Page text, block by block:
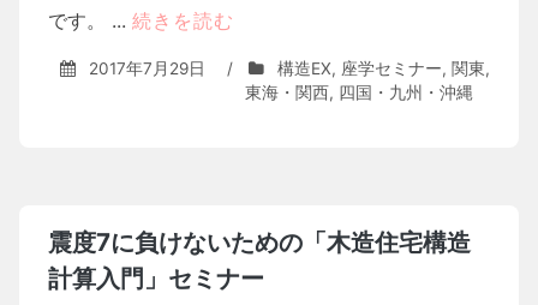
です。 ... 続きを読む
2017年7月29日 / 構造EX, 座学セミナー, 関東,
東海・関西, 四国・九州・沖縄
震度7に負けないための「木造住宅構造
計算入門」セミナー